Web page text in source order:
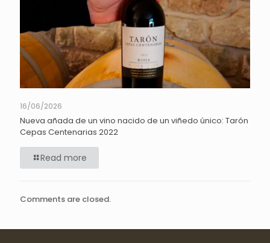
16/06/2026
Nueva añada de un vino nacido de un viñedo único: Tarón
Cepas Centenarias 2022
Read more
Comments are closed.